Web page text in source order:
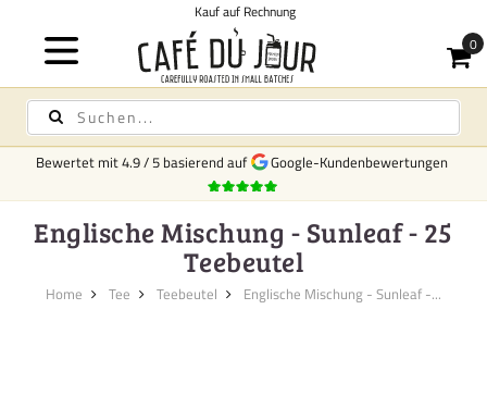
Kauf auf Rechnung
Bewertet mit4.9/5 basierend auf Google-Kundenbewertungen
Englische Mischung - Sunleaf - 25
Teebeutel
Home Tee Teebeutel Englische Mischung - Sunleaf -...